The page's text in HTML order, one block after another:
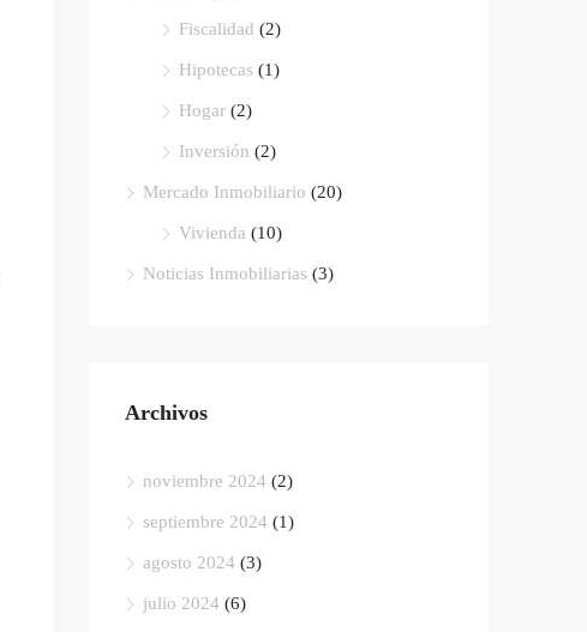
Fiscalidad (2)
Hipotecas (1)
Hogar (2)
Inversión (2)
Mercado Inmobiliario (20)
Vivienda (10)
Noticias Inmobiliarias (3)
Archivos
noviembre 2024 (2)
septiembre 2024 (1)
agosto 2024 (3)
julio 2024 (6)